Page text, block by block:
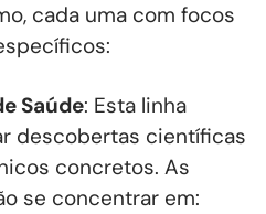
cada uma com focos
Saúde: Esta linha
descobertas científicas
concretos. As
se concentrar em: